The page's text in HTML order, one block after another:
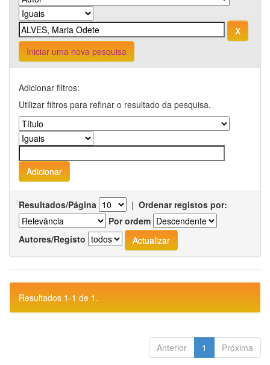
Iniciar uma nova pesquisa
Adicionar filtros:
Utilizar filtros para refinar o resultado da pesquisa.
Resultados/Página | Ordenar registos por:
Por ordem
Autores/Registo
Resultados 1-1 de 1.
Anterior 1 Próxima